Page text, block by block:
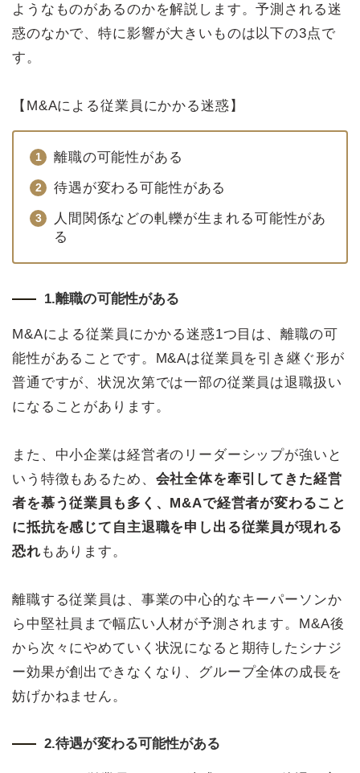
ようなものがあるのかを解説します。予測される迷
惑のなかで、特に影響が大きいものは以下の3点で
す。
【M&Aによる従業員にかかる迷惑】
離職の可能性がある
待遇が変わる可能性がある
人間関係などの軋轢が生まれる可能性があ
る
1.離職の可能性がある
M&Aによる従業員にかかる迷惑1つ目は、離職の可
能性があることです。M&Aは従業員を引き継ぐ形が
普通ですが、状況次第では一部の従業員は退職扱い
になることがあります。
また、中小企業は経営者のリーダーシップが強いと
いう特徴もあるため、 会社全体を牽引してきた経営
者を慕う従業員も多く、M&Aで経営者が変わること
に抵抗を感じて自主退職を申し出る従業員が現れる
恐れ もあります。
離職する従業員は、事業の中心的なキーパーソンか
ら中堅社員まで幅広い人材が予測されます。M&A後
から次々にやめていく状況になると期待したシナジ
ー効果が創出できなくなり、グループ全体の成長を
妨げかねません。
2.待遇が変わる可能性がある